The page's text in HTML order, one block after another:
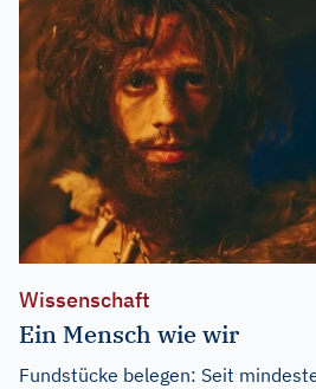
Wissenschaft
Ein Mensch wie wir
Fundstücke belegen: Seit